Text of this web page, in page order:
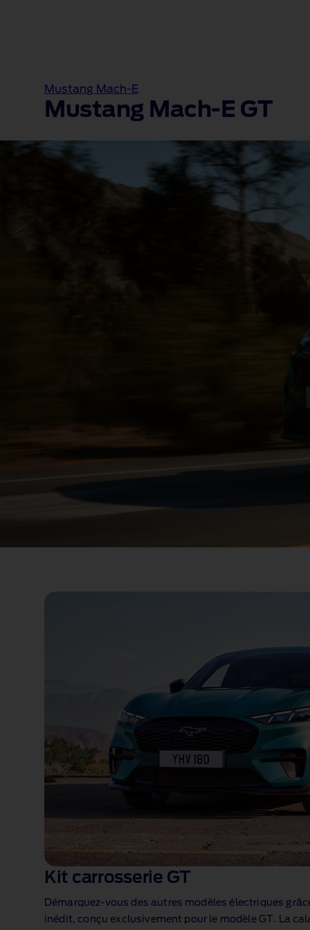
Mustang Mach-E
Mustang Mach‑E GT
Kit carrosserie GT
Démarquez‑vous des autres modèles électriques
inédit, conçu exclusivement pour le modèle GT. La